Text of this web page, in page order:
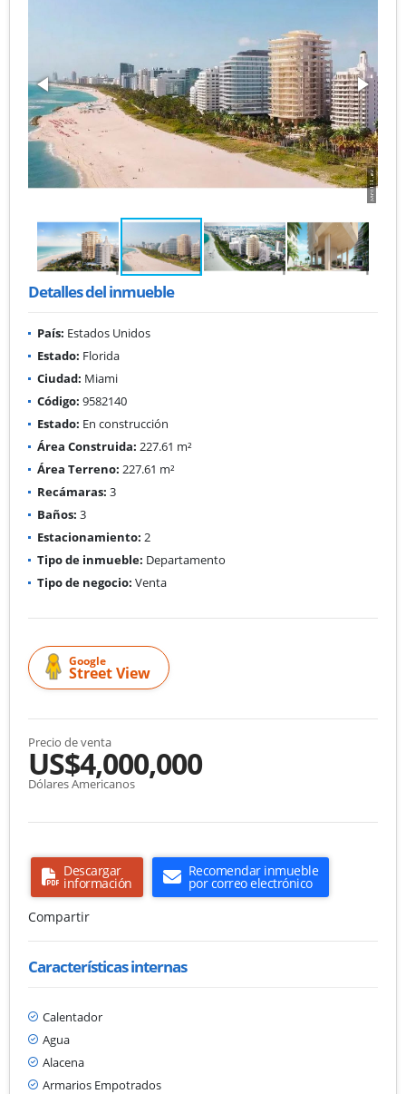
Detalles del inmueble
País: Estados Unidos
Estado: Florida
Ciudad: Miami
Código: 9582140
Estado: En construcción
Área Construida: 227.61 m²
Área Terreno: 227.61 m²
Recámaras: 3
Baños: 3
Estacionamiento: 2
Tipo de inmueble: Departamento
Tipo de negocio: Venta
Google
Street View
Precio de venta
US$4,000,000
Dólares Americanos
Descargar
información
Recomendar inmueble
por correo electrónico
Compartir
Características internas
Calentador
Agua
Alacena
Armarios Empotrados